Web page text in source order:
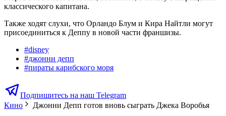
классического капитана.
Также ходят слухи, что Орландо Блум и Кира Найтли могут
присоединиться к Деппу в новой части франшизы.
#disney
#джонни депп
#пираты карибского моря
Подпишитесь на наш Telegram
Кино
Джонни Депп готов вновь сыграть Джека Воробья